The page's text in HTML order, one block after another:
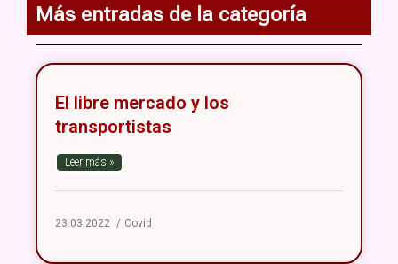
Más entradas de la categoría
El libre mercado y los
transportistas
Leer más »
23.03.2022 Covid